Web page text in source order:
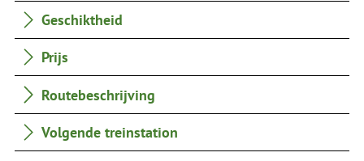
Geschiktheid
Prijs
Routebeschrijving
Volgende treinstation